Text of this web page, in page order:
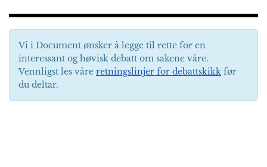
Vi i Document ønsker å legge til rette for en
interessant og høvisk debatt om sakene våre.
Vennligst les våre retningslinjer for debattskikk før
du deltar.